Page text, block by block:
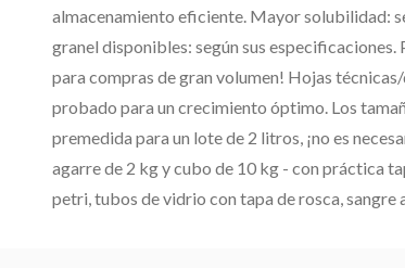
almacenamiento eficiente. Mayor solubilidad:
granel disponibles: según sus
para compras de gran volumen! Hojas
probado para un crecimiento óptimo. Los
premedida para un lote de 2 litros, ¡no es
agarre de 2 kg y cubo de 10 kg - con práctica
petri, tubos de vidrio con tapa de rosca,